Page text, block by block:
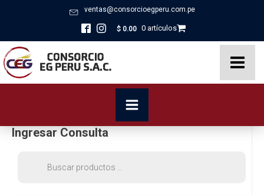
ventas@consorcioegperu.com.pe
$ 0.00 0 artículos
Ingresar Consulta